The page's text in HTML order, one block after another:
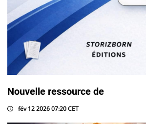
Nouvelle ressource de
fév 12 2026 07:20 CET